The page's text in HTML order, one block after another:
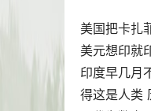
美国把卡扎
美元想印就
印度早几月
得这是人类